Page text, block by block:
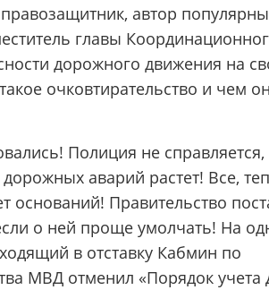
автор
главы
дорожного движения на
очковтирательство и чем
Полиция не справляется,
аварий растет! Все,
Правительство
о ней проще умолчать! На
в отставку Кабмин по
МВД отменил «Порядок учета